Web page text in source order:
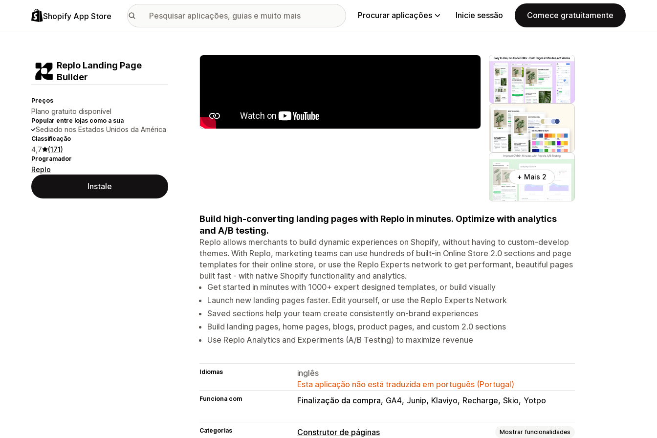
Shopify App Store Procurar aplicações Inicie sessão Comece gratuitamente
Replo Landing Page
Builder
Preços
Plano gratuito disponível
Popular entre lojas como a sua
Sediado nos Estados Unidos da América
Classificação
4,7 (171)
Programador
Replo
Instale
Galeria de imagens em destaque
+ Mais 2
Build high-converting landing pages with Replo in minutes. Optimize with analytics
and A/B testing.
Replo allows merchants to build dynamic experiences on Shopify, without having to custom-develop
themes. With Replo, marketing teams can use hundreds of built-in Online Store 2.0 sections and page
templates for their online store, or use the Replo Experts network to get performant, beautiful pages
built fast - with native Shopify functionality and analytics.
Get started in minutes with 1000+ expert designed templates, or build visually
Launch new landing pages faster. Edit yourself, or use the Replo Experts Network
Saved sections help your team create consistently on-brand experiences
Build landing pages, home pages, blogs, product pages, and custom 2.0 sections
Use Replo Analytics and Experiments (A/B Testing) to maximize revenue
Idiomas
inglês
Esta aplicação não está traduzida em português (Portugal)
Funciona com Finalização da compra GA4 Junip Klaviyo Recharge Skio Yotpo
Categorias Construtor de páginas Mostrar funcionalidades